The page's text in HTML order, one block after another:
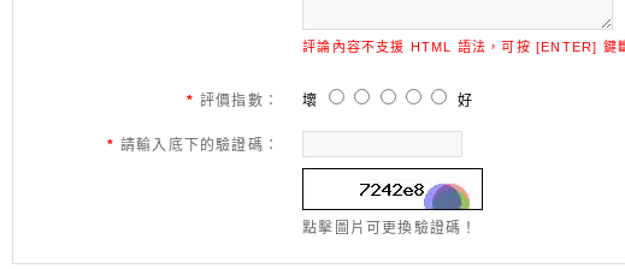
評論內容不支援 HTML 語法，可按 [ENTER] 鍵
* 評價指數： 壞 好
* 請輸入底下的驗證碼：
點擊圖片可更換驗證碼！